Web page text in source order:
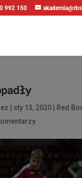
992 150
sty 13, 2020|
Red